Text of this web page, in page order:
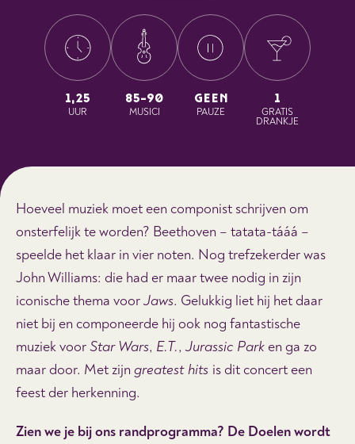
1,25
UUR
85-90
MUSICI
GEEN
PAUZE
1
GRATIS
DRANKJE
Hoeveel muziek moet een componist schrijven om
onsterfelijk te worden? Beethoven – tatata-tááá –
speelde het klaar in vier noten. Nog trefzekerder was
John Williams: die had er maar twee nodig in zijn
iconische thema voorJaws. Gelukkig liet hij het daar
niet bij en componeerde hij ook nog fantastische
muziek voorStar Wars, E.T., Jurassic Parken ga zo
maar door. Met zijn greatest hits is dit concert een
feest der herkenning.
Zien we je bij ons randprogramma? De Doelen wordt